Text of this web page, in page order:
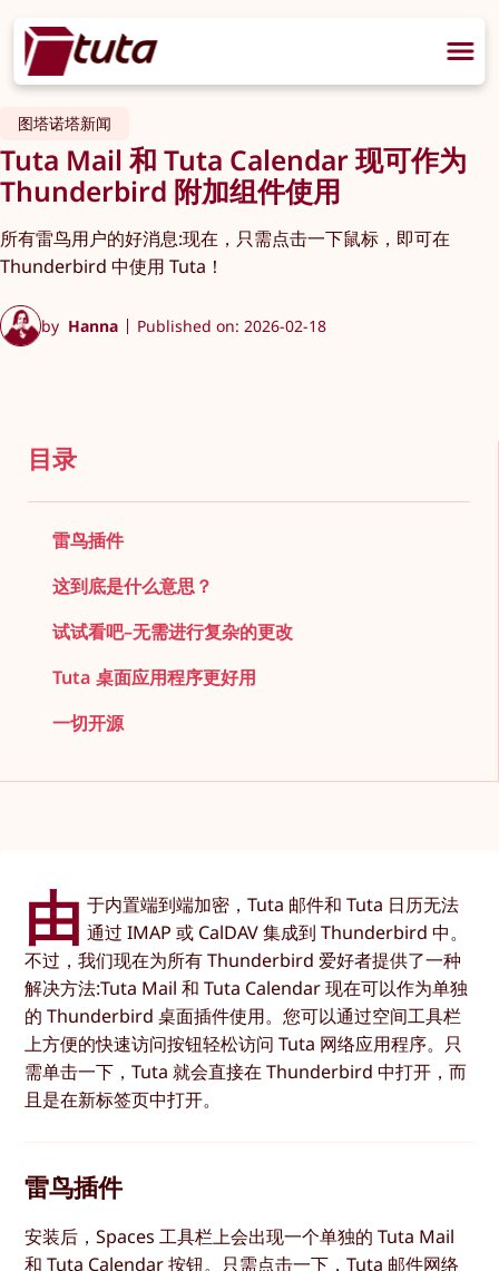
图塔诺塔新闻
Tuta Mail 和 Tuta Calendar 现可作为
Thunderbird 附加组件使用
所有雷鸟用户的好消息:现在，只需点击一下鼠标，即可在
Thunderbird 中使用 Tuta！
by Hanna Published on: 2026-02-18
目录
雷鸟插件
这到底是什么意思？
试试看吧–无需进行复杂的更改
Tuta 桌面应用程序更好用
一切开源
由 于内置端到端加密，Tuta 邮件和 Tuta 日历无法
通过 IMAP 或 CalDAV 集成到 Thunderbird 中。
不过，我们现在为所有 Thunderbird 爱好者提供了一种
解决方法:Tuta Mail 和 Tuta Calendar 现在可以作为单独
的 Thunderbird 桌面插件使用。您可以通过空间工具栏
上方便的快速访问按钮轻松访问 Tuta 网络应用程序。只
需单击一下，Tuta 就会直接在 Thunderbird 中打开，而
且是在新标签页中打开。
雷鸟插件
安装后，Spaces 工具栏上会出现一个单独的 Tuta Mail
和 Tuta Calendar 按钮。只需点击一下，Tuta 邮件网络